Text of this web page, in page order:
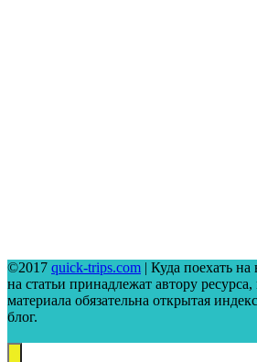
©2017 quick-trips.com | Куда поехать
на статьи принадлежат автору
материала обязательна открытая
блог.